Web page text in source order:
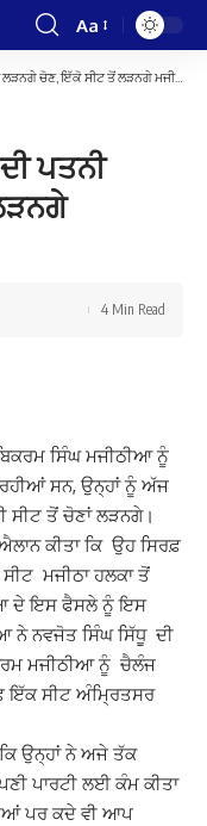
Font
Resizer
Aa
ਚੋਣ, ਇੱਕੋ ਸੀਟ ਤੋਂ ਲੜਨਗੇ ਮਜੀਠੀਆ
ਪਤਨੀ
4 Min Read
ਸਿੰਘ ਮਜੀਠੀਆ ਨੂੰ
ਸਨ, ਉਨ੍ਹਾਂ ਨੂੰ ਅੱਜ
ਤੋਂ ਚੋਣਾਂ ਲੜਨਗੇ।
ਕੀਤਾ ਕਿ ਉਹ ਸਿਰਫ਼
ਮਜੀਠਾ ਹਲਕਾ ਤੋਂ
ਦੇ ਇਸ ਫੈਸਲੇ ਨੂੰ ਇਸ
ਨੇ ਨਵਜੋਤ ਸਿੰਘ ਸਿੱਧੂ ਦੀ
ਮਜੀਠੀਆ ਨੂੰ ਚੈਲੰਜ
ਇੱਕ ਸੀਟ ਅੰਮ੍ਰਿਤਸਰ
ਉਨ੍ਹਾਂ ਨੇ ਅਜੇ ਤੱਕ
ਪਾਰਟੀ ਲਈ ਕੰਮ ਕੀਤਾ
ਪਰ ਕਦੇ ਵੀ ਆਪ